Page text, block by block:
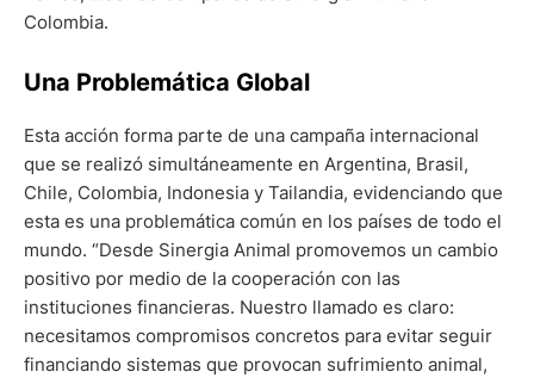
Colombia.
Una Problemática Global
Esta acción forma parte de una campaña internacional
que se realizó simultáneamente en Argentina, Brasil,
Chile, Colombia, Indonesia y Tailandia, evidenciando que
esta es una problemática común en los países de todo el
mundo. “Desde Sinergia Animal promovemos un cambio
positivo por medio de la cooperación con las
instituciones financieras. Nuestro llamado es claro:
necesitamos compromisos concretos para evitar seguir
financiando sistemas que provocan sufrimiento animal,